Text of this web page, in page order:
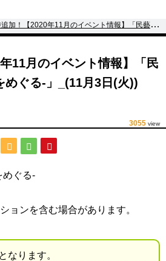
追加！【2020年11月のイベント情報】「民藝さ
3日(火))他 多数
11月のイベント情報】「民
めぐる-」_(11月3日(火))
3055 view
ョンを含む場合があります。
なります。